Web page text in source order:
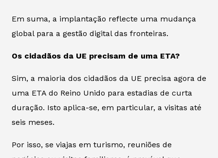
Em suma, a implantação reflecte uma mudança
global para a gestão digital das fronteiras.
Os cidadãos da UE precisam de uma ETA?
Sim, a maioria dos cidadãos da UE precisa agora de
uma ETA do Reino Unido para estadias de curta
duração. Isto aplica-se, em particular, a visitas até
seis meses.
Por isso, se viajas em turismo, reuniões de